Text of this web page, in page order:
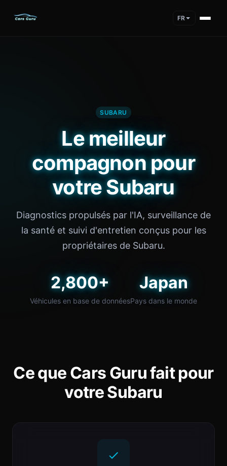
FR
SUBARU
Le meilleur
compagnon pour
votre Subaru
Diagnostics propulsés par l'IA, surveillance de
la santé et suivi d'entretien conçus pour les
propriétaires de Subaru.
2,800+
Véhicules en base de données
Japan
Pays dans le monde
Ce que Cars Guru fait pour
votre Subaru